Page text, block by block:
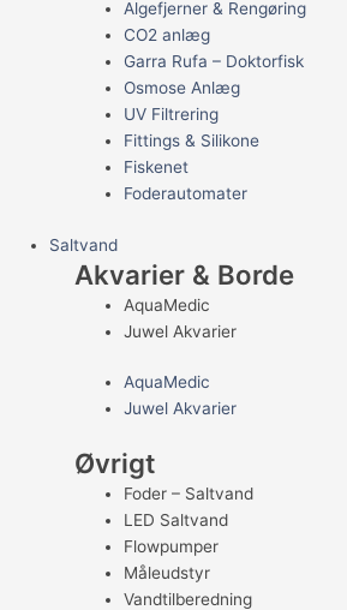
Algefjerner & Rengøring
CO2 anlæg
Garra Rufa – Doktorfisk
Osmose Anlæg
UV Filtrering
Fittings & Silikone
Fiskenet
Foderautomater
Saltvand
Akvarier & Borde
AquaMedic
Juwel Akvarier
AquaMedic
Juwel Akvarier
Øvrigt
Foder – Saltvand
LED Saltvand
Flowpumper
Måleudstyr
Vandtilberedning